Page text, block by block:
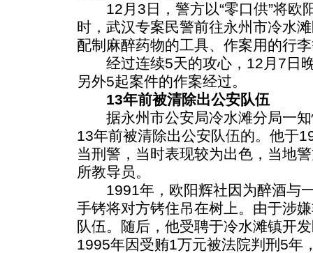
12月3日，警方以“零口供”将欧
时，武汉专案民警前往永州市冷水
配制麻醉药物的工具、作案用的行
经过连续5天的攻心，12月7日晚
另外5起案件的作案经过。
13年前被清除出公安队伍
据永州市公安局冷水滩分局一知
13年前被清除出公安队伍的。他于
当刑警，当时表现较为出色，当地
所教导员。
1991年，欧阳辉社因为醉酒与一
手铐将对方铐住吊在树上。由于涉
队伍。随后，他受聘于冷水滩镇开
1995年因受贿1万元被法院判刑5年